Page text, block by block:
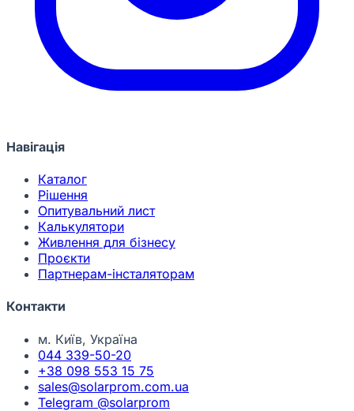
Навігація
Каталог
Рішення
Опитувальний лист
Калькулятори
Живлення для бізнесу
Проєкти
Партнерам-інсталяторам
Контакти
м. Київ, Україна
044 339-50-20
+38 098 553 15 75
sales@solarprom.com.ua
Telegram @solarprom